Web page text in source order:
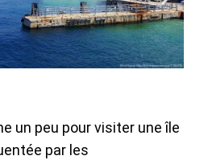
un peu pour visiter une île
par les